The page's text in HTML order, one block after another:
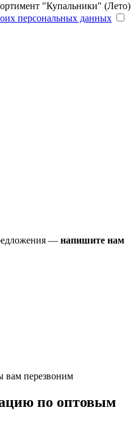
"Купальники" (Лето)
персональных данных
— напишите нам
вам перезвоним
по оптовым